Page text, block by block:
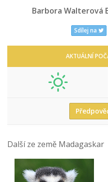
Barbora Walterová
Sdílej na
AKTUÁLNÍ
Další ze země Madagaskar